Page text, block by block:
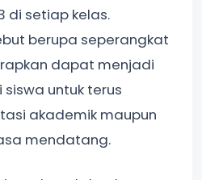
di setiap kelas.
berupa seperangkat
dapat menjadi
untuk terus
akademik maupun
mendatang.